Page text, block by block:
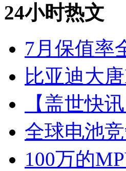
24小时热文
7月保值率
比亚迪大
【盖世快
全球电池
100万的